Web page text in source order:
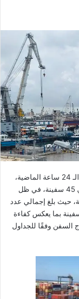
خلال الـ 24 ساعة الماضية،
إستقبال عدد 30 سفينة ومغادرة 15 بإجمالي 45 سفينة، في ظل
حيث بلغ إجمالي عدد
العاملة المتواجدة على الأرصفة 42 سفينة بما يعكس كفاءة
وفقًا للجداول